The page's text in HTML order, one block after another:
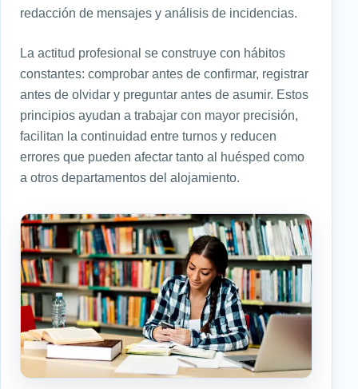
redacción de mensajes y análisis de incidencias.
La actitud profesional se construye con hábitos
constantes: comprobar antes de confirmar, registrar
antes de olvidar y preguntar antes de asumir. Estos
principios ayudan a trabajar con mayor precisión,
facilitan la continuidad entre turnos y reducen
errores que pueden afectar tanto al huésped como
a otros departamentos del alojamiento.